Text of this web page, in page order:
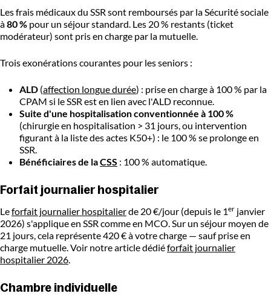
Les frais médicaux du SSR sont remboursés par la Sécurité sociale
à80 % pour un séjour standard. Les 20 % restants (ticket
modérateur) sont pris en charge par la mutuelle.
Trois exonérations courantes pour les seniors :
ALD (affection longue durée) : prise en charge à 100 % par la
CPAM si le SSR est en lien avec l'ALD reconnue.
Suite d'une hospitalisation conventionnée à 100 %
(chirurgie en hospitalisation > 31 jours, ou intervention
figurant à la liste des actes K50+) : le 100 % se prolonge en
SSR.
Bénéficiaires de laCSS : 100 % automatique.
Forfait journalier hospitalier
Leforfait journalier hospitalierde 20 €/jour (depuis le 1er janvier
2026) s'applique en SSR comme en MCO. Sur un séjour moyen de
21 jours, cela représente 420 € à votre charge — sauf prise en
charge mutuelle. Voir notre article dédiéforfait journalier
hospitalier 2026
Chambre individuelle